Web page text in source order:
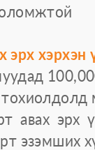
хэрхэн
авах эрх
эзэмших